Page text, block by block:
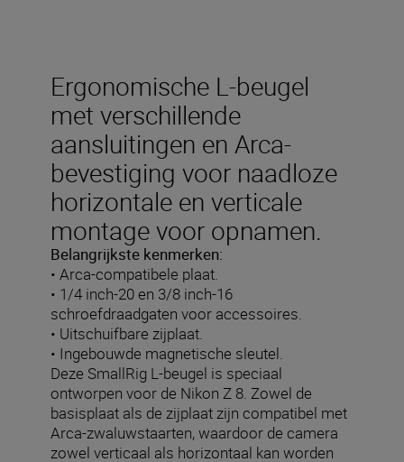
Ergonomische L-beugel
met verschillende
aansluitingen en Arca-
bevestiging voor naadloze
horizontale en verticale
montage voor opnamen.
Belangrijkste kenmerken:
• Arca-compatibele plaat.
• 1/4 inch-20 en 3/8 inch-16
schroefdraadgaten voor accessoires.
• Uitschuifbare zijplaat.
• Ingebouwde magnetische sleutel.
Deze SmallRig L-beugel is speciaal
ontworpen voor de Nikon Z 8. Zowel de
basisplaat als de zijplaat zijn compatibel met
Arca-zwaluwstaarten, waardoor de camera
zowel verticaal als horizontaal kan worden